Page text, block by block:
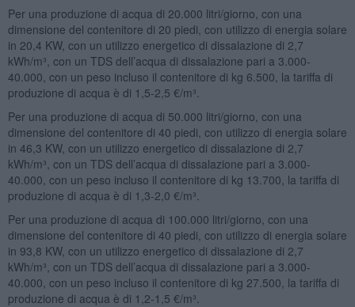
Per una produzione di acqua di 20.000 litri/giorno, con una
dimensione del contenitore di 20 piedi, con utilizzo di energia solare
in 20,4 KW, con un utilizzo energetico di dissalazione di 2,7
kWh/m³, con un TDS dell’acqua di dissalazione pari a 3.000-
40.000, con un peso incluso il contenitore di kg 6.500, la tariffa di
produzione di acqua è di 1,5-2,5 €/m³.
Per una produzione di acqua di 50.000 litri/giorno, con una
dimensione del contenitore di 40 piedi, con utilizzo di energia solare
in 46,3 KW, con un utilizzo energetico di dissalazione di 2,7
kWh/m³, con un TDS dell’acqua di dissalazione pari a 3.000-
40.000, con un peso incluso il contenitore di kg 13.700, la tariffa di
produzione di acqua è di 1,3-2,0 €/m³.
Per una produzione di acqua di 100.000 litri/giorno, con una
dimensione del contenitore di 40 piedi, con utilizzo di energia solare
in 93,8 KW, con un utilizzo energetico di dissalazione di 2,7
kWh/m³, con un TDS dell’acqua di dissalazione pari a 3.000-
40.000, con un peso incluso il contenitore di kg 27.500, la tariffa di
produzione di acqua è di 1,2-1,5 €/m³.